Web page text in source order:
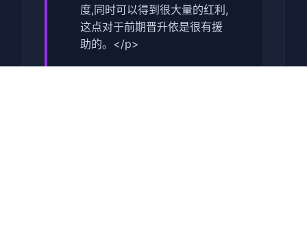
度,同时可以得到很大量的红利,
这点对于前期晋升依是很有援
助的。</p>